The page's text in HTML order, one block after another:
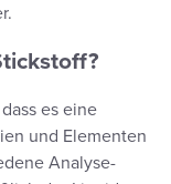
es eine
und Elementen
Analyse-